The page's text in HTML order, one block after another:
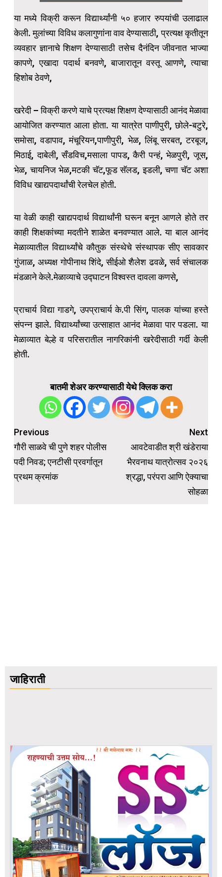
या मध्ये विक्री करून विद्यार्थ्यांनी ५० हजार रुपयांची उलाढाल
केली. मुलांच्या विविध कलागुणांना वाव देण्यासाठी, प्रत्यक्ष कृतीतून
व्यवहार ज्ञानाचे शिक्षण देण्यासाठी तसेच दैनंदिन जीवनात भाज्या
कापणे, एखादा पदार्थ बनवणे, बाजारातून वस्तू आणणे, त्याचा
हिशोब ठेवणे,
खरेदी – विक्री करणे याचे प्रत्यक्ष शिक्षण देण्यासाठी आनंद मेळावा
आयोजित करण्यात आला होता. या यात्रेत पाणीपुरी, छोले-बटुरे,
समोसा, वडापाव, मंचूरियन,पाणीपुरी, भेळ, लिंबू सरबत, टरबूज,
मिठाई, दाबेली, सँडविच,मसाला पापड, कैरी पन्हं, भेळपुरी, जूस,
भेळ, चायनिज भेळ,मटकी चॅट,फूड सॅलड, इडली, चणा चॅट अशा
विविध खाद्यपदार्थांची रेलचेल होती.
या वेळी काही खाद्यपदार्थ विद्यार्थांनी घरून बनून आणले होते तर
काही शिक्षकांच्या मदतीने शाळेत बनवण्यात आले. या बाल आनंद
मेळाव्यातील विद्यार्थ्यांचे कौतुक संस्थेचे संस्थापक सीए सावकार
गुंजाळ, अध्यक्ष गोपीनाथ शिंदे, सीईओ शैलेश ढवळे, सर्व संचालक
मंडळाने केले.मेळाव्याचे उद्घाटन विश्वस्त दावला कणसे,
प्राचार्य विद्या गाडगे, उपप्राचार्य के.पी सिंग, पालक यांच्या हस्ते
संपन्न झाले. विद्यार्थ्यांच्या उत्साहात आनंद मेळावा पार पडला. या
मेळाव्यात बेल्हे व परिसरातील नागरिकांनी खरेदीसाठी गर्दी केली
होती.
बातमी शेअर करण्यासाठी येथे क्लिक करा
Post
navigation
Previous
गौरी साळवे ची पुणे शहर पोलीस
पदी निवड; एनटीसी प्रवर्गातून
प्रथम क्रमांक
Next
आवटेवाडीत श्री खंडेराया
भैरवनाथ यात्रोत्सव २०२६
श्रद्धा, परंपरा आणि ऐक्याचा
सोहळा
जाहिराती